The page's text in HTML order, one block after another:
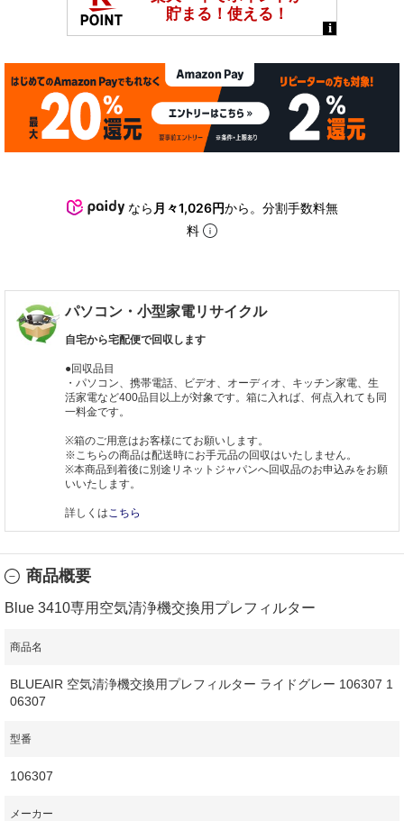
なら 月々1,026円から。分割手数料無
料
パソコン・小型家電リサイクル
自宅から宅配便で回収します
●回収品目
・パソコン、携帯電話、ビデオ、オーディオ、キッチン家電、生
活家電など400品目以上が対象です。箱に入れば、何点入れても同
一料金です。
※箱のご用意はお客様にてお願いします。
※こちらの商品は配送時にお手元品の回収はいたしません。
※本商品到着後に別途リネットジャパンへ回収品のお申込みをお願
いいたします。
詳しくはこちら
商品概要
Blue 3410専用空気清浄機交換用プレフィルター
商品名
BLUEAIR 空気清浄機交換用プレフィルター ライドグレー 106307 1
06307
型番
106307
メーカー